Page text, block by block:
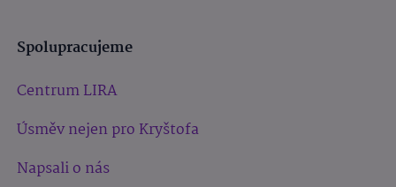
Spolupracujeme
Centrum LIRA
Úsměv nejen pro Kryštofa
Napsali o nás